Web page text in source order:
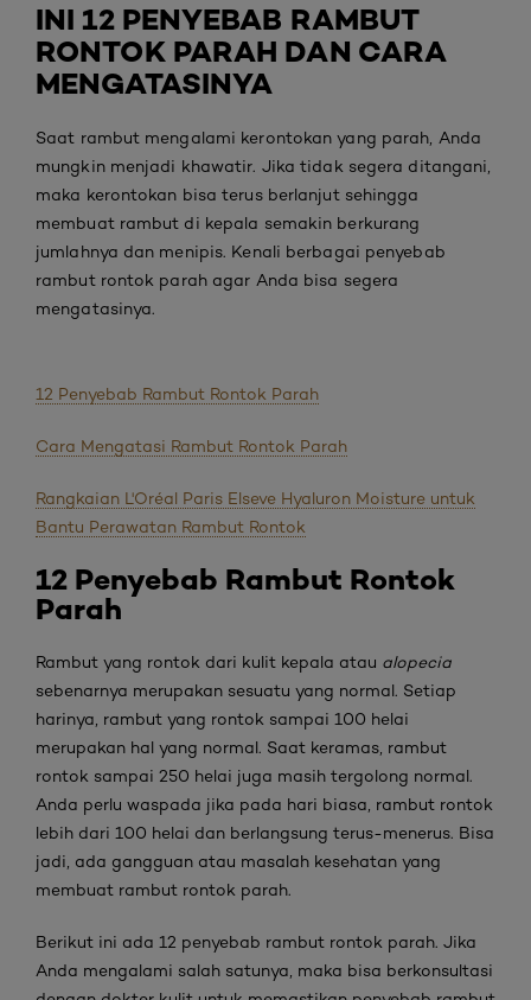
INI 12 PENYEBAB RAMBUT
RONTOK PARAH DAN CARA
MENGATASINYA
Saat rambut mengalami kerontokan yang parah, Anda
mungkin menjadi khawatir. Jika tidak segera ditangani,
maka kerontokan bisa terus berlanjut sehingga
membuat rambut di kepala semakin berkurang
jumlahnya dan menipis. Kenali berbagai penyebab
rambut rontok parah agar Anda bisa segera
mengatasinya.
12 Penyebab Rambut Rontok Parah
Cara Mengatasi Rambut Rontok Parah
Rangkaian L'Oréal Paris Elseve Hyaluron Moisture untuk
Bantu Perawatan Rambut Rontok
12 Penyebab Rambut Rontok
Parah
Rambut yang rontok dari kulit kepala atau alopecia
sebenarnya merupakan sesuatu yang normal. Setiap
harinya, rambut yang rontok sampai 100 helai
merupakan hal yang normal. Saat keramas, rambut
rontok sampai 250 helai juga masih tergolong normal.
Anda perlu waspada jika pada hari biasa, rambut rontok
lebih dari 100 helai dan berlangsung terus-menerus. Bisa
jadi, ada gangguan atau masalah kesehatan yang
membuat rambut rontok parah.
Berikut ini ada 12 penyebab rambut rontok parah. Jika
Anda mengalami salah satunya, maka bisa berkonsultasi